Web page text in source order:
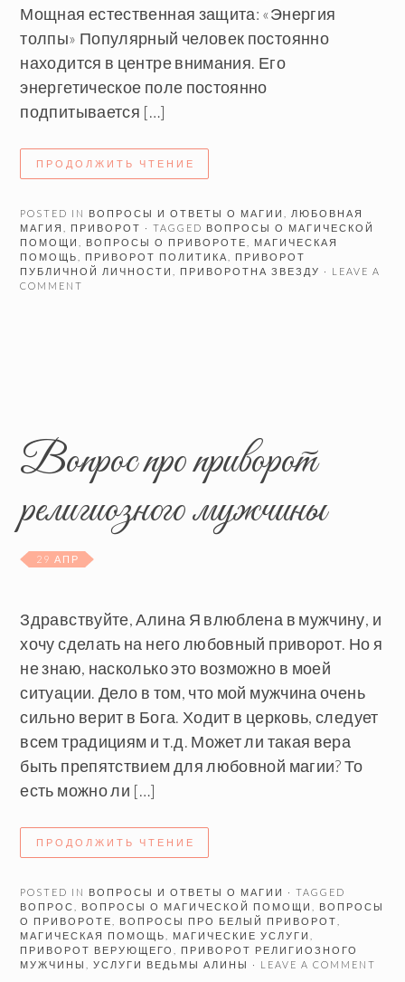
Мощная естественная защита: «Энергия
толпы» Популярный человек постоянно
находится в центре внимания. Его
энергетическое поле постоянно
подпитывается […]
ПРОДОЛЖИТЬ ЧТЕНИЕ
POSTED IN ВОПРОСЫ И ОТВЕТЫ О МАГИИ
ЛЮБОВНАЯ
МАГИЯ
ПРИВОРОТ · TAGGED ВОПРОСЫ О МАГИЧЕСКОЙ
ПОМОЩИ
ВОПРОСЫ О ПРИВОРОТЕ
МАГИЧЕСКАЯ
ПОМОЩЬ
ПРИВОРОТ ПОЛИТИКА
ПРИВОРОТ
ПУБЛИЧНОЙ ЛИЧНОСТИ
ПРИВОРОТНА ЗВЕЗДУ · LEAVE A
COMMENT
Вопрос про приворот
религиозного мужчины
29 АПР
Здравствуйте, Алина Я влюблена в мужчину, и
хочу сделать на него любовный приворот. Но я
не знаю, насколько это возможно в моей
ситуации. Дело в том, что мой мужчина очень
сильно верит в Бога. Ходит в церковь, следует
всем традициям и т.д. Может ли такая вера
быть препятствием для любовной магии? То
есть можно ли […]
ПРОДОЛЖИТЬ ЧТЕНИЕ
POSTED IN ВОПРОСЫ И ОТВЕТЫ О МАГИИ
· TAGGED
ВОПРОС
ВОПРОСЫ О МАГИЧЕСКОЙ ПОМОЩИ
ВОПРОСЫ
О ПРИВОРОТЕ
ВОПРОСЫ ПРО БЕЛЫЙ ПРИВОРОТ
МАГИЧЕСКАЯ ПОМОЩЬ
МАГИЧЕСКИЕ УСЛУГИ
ПРИВОРОТ ВЕРУЮЩЕГО
ПРИВОРОТ РЕЛИГИОЗНОГО
МУЖЧИНЫ
,УСЛУГИ ВЕДЬМЫ АЛИНЫ · LEAVE A COMMENT